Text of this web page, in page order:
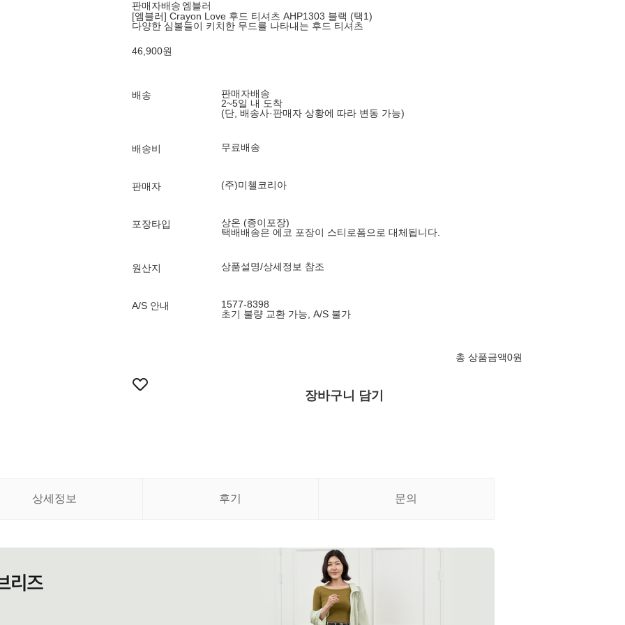
판매자배송 엠블러
[엠블러] Crayon Love 후드 티셔츠 AHP1303 블랙 (택1)
다양한 심볼들이 키치한 무드를 나타내는 후드 티셔츠
46,900원
배송
판매자배송
2~5일 내 도착
(단, 배송사·판매자 상황에 따라 변동 가능)
배송비 무료배송
판매자 (주)미첼코리아
포장타입
상온 (종이포장)
택배배송은 에코 포장이 스티로폼으로 대체됩니다.
원산지 상품설명/상세정보 참조
A/S 안내
1577-8398
초기 불량 교환 가능, A/S 불가
총 상품금액0원
장바구니 담기
상세정보 후기 문의